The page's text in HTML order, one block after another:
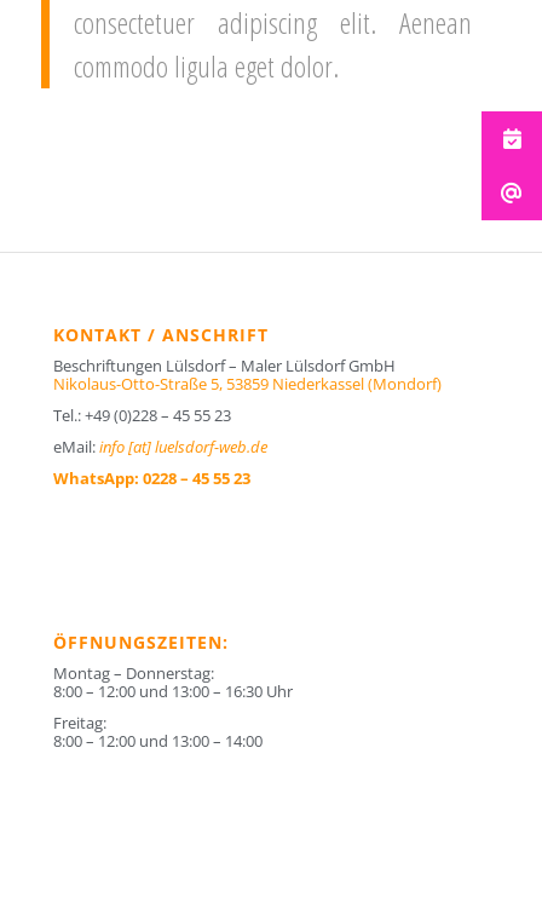
consectetuer adipiscing elit. Aenean
commodo ligula eget dolor.
KONTAKT / ANSCHRIFT
Beschriftungen Lülsdorf – Maler Lülsdorf GmbH
Nikolaus-Otto-Straße 5, 53859 Niederkassel (Mondorf)
Tel.: +49 (0)228 – 45 55 23
eMail:info [at] luelsdorf-web.de
WhatsApp: 0228 – 45 55 23
ÖFFNUNGSZEITEN:
Montag – Donnerstag:
8:00 – 12:00 und 13:00 – 16:30 Uhr
Freitag:
8:00 – 12:00 und 13:00 – 14:00